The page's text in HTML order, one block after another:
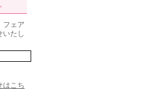
フェア
いたし
はこち